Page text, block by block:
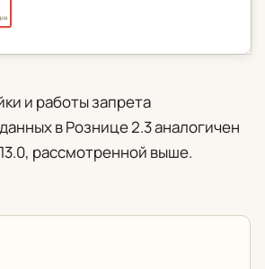
и работы запрета
в Рознице 2.3 аналогичен
рассмотренной выше.